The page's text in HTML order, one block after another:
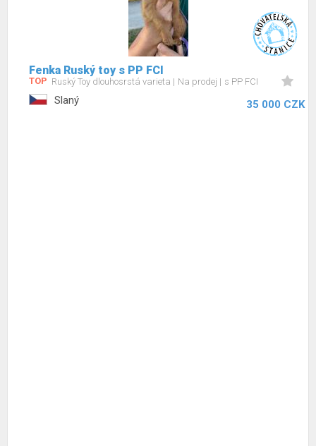
Fenka Ruský toy s PP FCI
TOP Ruský Toy dlouhosrstá varieta Na prodej s PP FCI
Slaný 35 000 CZK